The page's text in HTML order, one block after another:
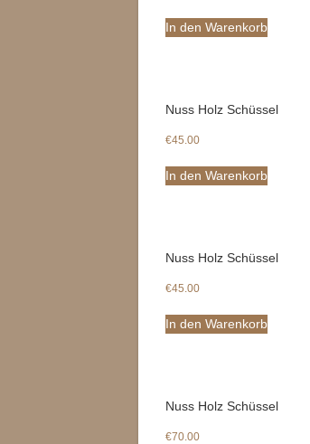
In den Warenkorb
Nuss Holz Schüssel
€45.00
In den Warenkorb
Nuss Holz Schüssel
€45.00
In den Warenkorb
Nuss Holz Schüssel
€70.00